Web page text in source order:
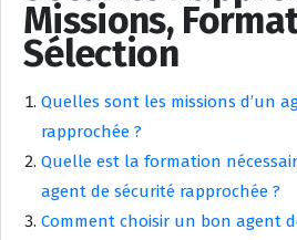
Missions,
Sélection
Quelles sont les missions d’un
rapprochée ?
Quelle est la formation
agent de sécurité rapprochée ?
Comment choisir un bon agent